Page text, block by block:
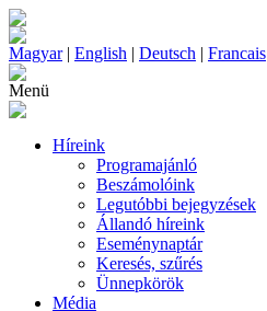
Magyar| English | Deutsch | Francais
Menü
Híreink
Programajánló
Beszámolóink
Legutóbbi bejegyzések
Állandó híreink
Eseménynaptár
Keresés, szűrés
Ünnepkörök
Média